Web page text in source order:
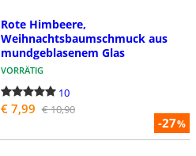
-27%
Rote Himbeere,
Weihnachtsbaumschmuck aus
mundgeblasenem Glas
VORRÄTIG
10
€ 7,99 € 10,90